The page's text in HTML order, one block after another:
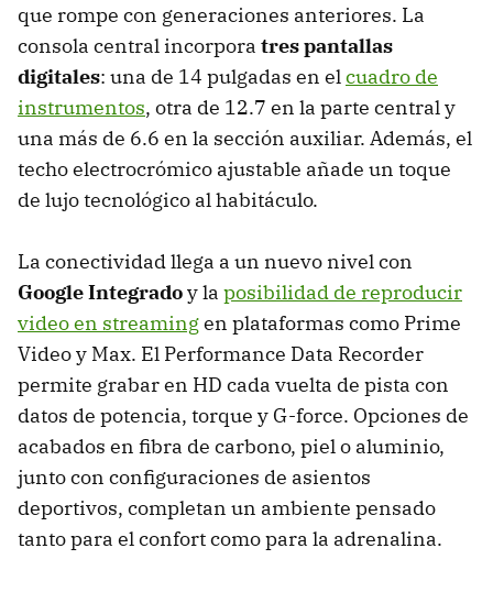
que rompe con generaciones anteriores. La
consola central incorpora tres pantallas
digitales: una de 14 pulgadas en elcuadro de
instrumentos, otra de 12.7 en la parte central y
una más de 6.6 en la sección auxiliar. Además, el
techo electrocrómico ajustable añade un toque
de lujo tecnológico al habitáculo.
La conectividad llega a un nuevo nivel con
Google Integradoy la posibilidad de reproducir
video en streamingen plataformas como Prime
Video y Max. El Performance Data Recorder
permite grabar en HD cada vuelta de pista con
datos de potencia, torque y G-force. Opciones de
acabados en fibra de carbono, piel o aluminio,
junto con configuraciones de asientos
deportivos, completan un ambiente pensado
tanto para el confort como para la adrenalina.